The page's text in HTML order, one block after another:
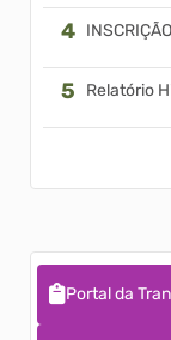
Relatório
Portal da